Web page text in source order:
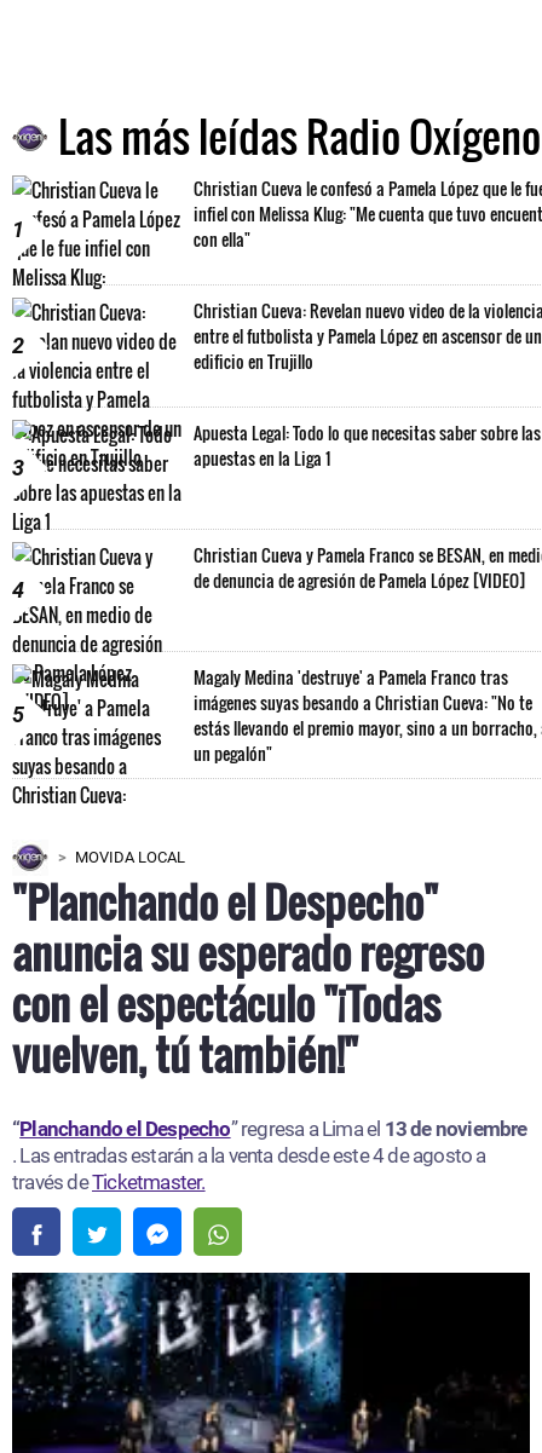
Las más leídas Radio Oxígeno
1
Christian Cueva le confesó a Pamela López que le
infiel con Melissa Klug: "Me cuenta que tuvo
con ella"
2
Christian Cueva: Revelan nuevo video de la
entre el futbolista y Pamela López en ascensor de un
edificio en Trujillo
3
Apuesta Legal: Todo lo que necesitas saber sobre las
apuestas en la Liga 1
4
Christian Cueva y Pamela Franco se BESAN, en
de denuncia de agresión de Pamela López [VIDEO]
5
Magaly Medina 'destruye' a Pamela Franco tras
imágenes suyas besando a Christian Cueva: "No te
estás llevando el premio mayor, sino a un borracho,
un pegalón"
MOVIDA LOCAL
"Planchando el Despecho"
anuncia su esperado regreso
con el espectáculo "¡Todas
vuelven, tú también!"
“Planchando el Despecho” regresa a Lima el 13 de noviembre
. Las entradas estarán a la venta desde este 4 de agosto a
través deTicketmaster.